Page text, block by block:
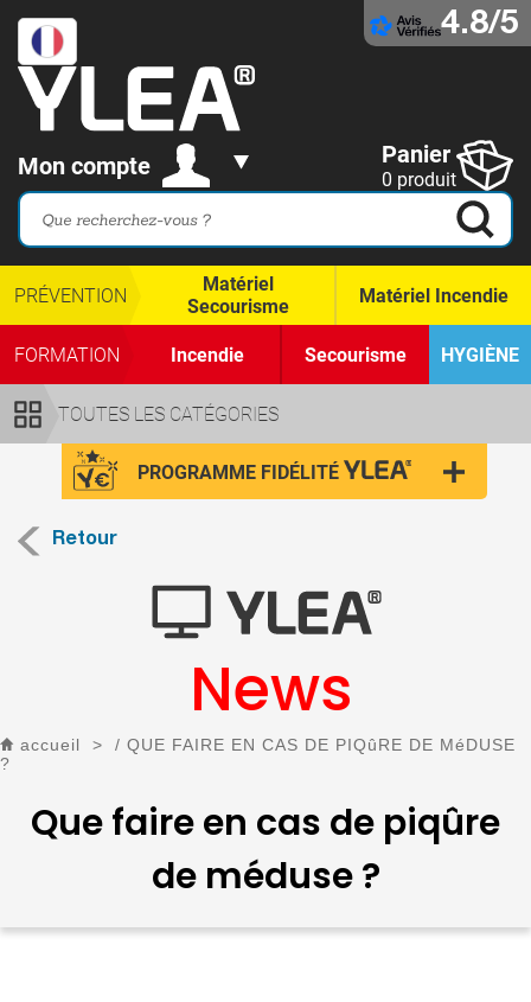
4.8/5
Mon compte Panier
0 produit
TOUTES LES CATÉGORIES
PRÉVENTION
Matériel
Secourisme
Matériel Incendie
FORMATION Incendie Secourisme HYGIÈNE
PROGRAMME FIDÉLITÉ
Retour
News
accueil >/ QUE FAIRE EN CAS DE PIQûRE DE MéDUSE
?
Que faire en cas de piqûre
de méduse ?